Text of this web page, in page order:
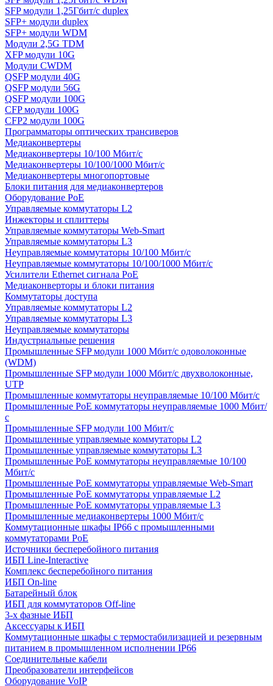
SFP модули 1,25Гбит/с duplex
SFP+ модули duplex
SFP+ модули WDM
Модули 2,5G TDM
XFP модули 10G
Модули CWDM
QSFP модули 40G
QSFP модули 56G
QSFP модули 100G
CFP модули 100G
CFP2 модули 100G
Программаторы оптических трансиверов
Медиаконвертеры
Медиаконвертеры 10/100 Мбит/с
Медиаконвертеры 10/100/1000 Мбит/c
Медиаконвертеры многопортовые
Блоки питания для медиаконвертеров
Оборудование PoE
Управляемые коммутаторы L2
Инжекторы и сплиттеры
Управляемые коммутаторы Web-Smart
Управляемые коммутаторы L3
Неуправляемые коммутаторы 10/100 Мбит/с
Неуправляемые коммутаторы 10/100/1000 Мбит/с
Усилители Ethernet сигнала PoE
Медиаконверторы и блоки питания
Коммутаторы доступа
Управляемые коммутаторы L2
Управляемые коммутаторы L3
Неуправляемые коммутаторы
Индустриальные решения
Промышленные SFP модули 1000 Мбит/c одоволоконные
(WDM)
Промышленные SFP модули 1000 Мбит/c двухволоконные,
UTP
Промышленные коммутаторы неуправляемые 10/100 Мбит/с
Промышленные PoE коммутаторы неуправляемые 1000 Мбит/
с
Промышленные SFP модули 100 Мбит/c
Промышленные управляемые коммутаторы L2
Промышленные управляемые коммутаторы L3
Промышленные PoE коммутаторы неуправляемые 10/100
Мбит/с
Промышленные PoE коммутаторы управляемые Web-Smart
Промышленные PoE коммутаторы управляемые L2
Промышленные PoE коммутаторы управляемые L3
Промышленные медиаконвертеры 1000 Мбит/с
Коммутационные шкафы IP66 c промышленными
коммутаторами PoE
Источники бесперебойного питания
ИБП Line-Interactive
Комплекс бесперебойного питания
ИБП On-line
Батарейный блок
ИБП для коммутаторов Off-line
3-х фазные ИБП
Аксессуары к ИБП
Коммутационные шкафы с термостабилизацией и резервным
питанием в промышленном исполнении IP66
Соединительные кабели
Преобразователи интерфейсов
Оборудование VoIP